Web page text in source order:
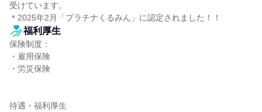
受けています。
＊2025年2月「プラチナくるみん」に認定されました！！
福利厚生
保険制度：
・雇用保険
・労災保険
待遇・福利厚生